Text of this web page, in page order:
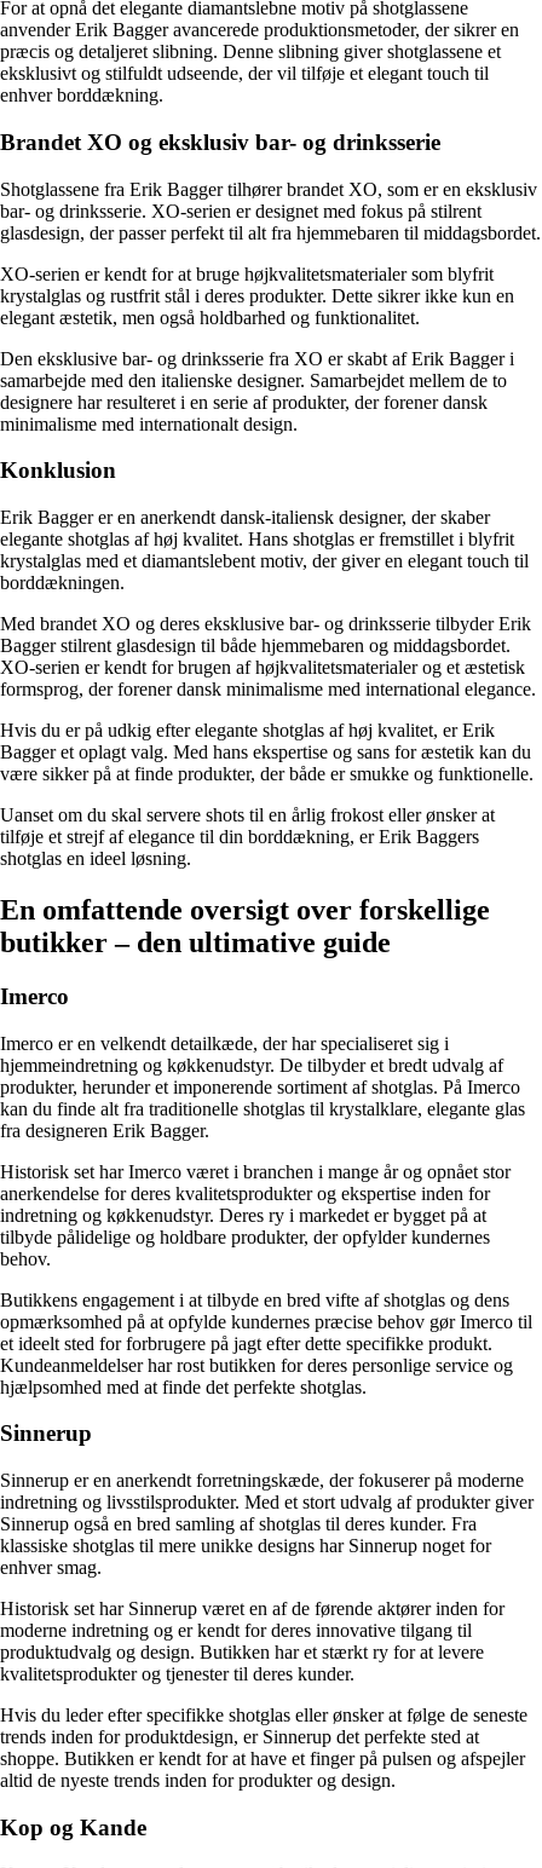
For at opnå det elegante diamantslebne motiv på shotglassene
anvender Erik Bagger avancerede produktionsmetoder, der sikrer en
præcis og detaljeret slibning. Denne slibning giver shotglassene et
eksklusivt og stilfuldt udseende, der vil tilføje et elegant touch til
enhver borddækning.
Brandet XO og eksklusiv bar- og drinksserie
Shotglassene fra Erik Bagger tilhører brandet XO, som er en eksklusiv
bar- og drinksserie. XO-serien er designet med fokus på stilrent
glasdesign, der passer perfekt til alt fra hjemmebaren til middagsbordet.
XO-serien er kendt for at bruge højkvalitetsmaterialer som blyfrit
krystalglas og rustfrit stål i deres produkter. Dette sikrer ikke kun en
elegant æstetik, men også holdbarhed og funktionalitet.
Den eksklusive bar- og drinksserie fra XO er skabt af Erik Bagger i
samarbejde med den italienske designer. Samarbejdet mellem de to
designere har resulteret i en serie af produkter, der forener dansk
minimalisme med internationalt design.
Konklusion
Erik Bagger er en anerkendt dansk-italiensk designer, der skaber
elegante shotglas af høj kvalitet. Hans shotglas er fremstillet i blyfrit
krystalglas med et diamantslebent motiv, der giver en elegant touch til
borddækningen.
Med brandet XO og deres eksklusive bar- og drinksserie tilbyder Erik
Bagger stilrent glasdesign til både hjemmebaren og middagsbordet.
XO-serien er kendt for brugen af højkvalitetsmaterialer og et æstetisk
formsprog, der forener dansk minimalisme med international elegance.
Hvis du er på udkig efter elegante shotglas af høj kvalitet, er Erik
Bagger et oplagt valg. Med hans ekspertise og sans for æstetik kan du
være sikker på at finde produkter, der både er smukke og funktionelle.
Uanset om du skal servere shots til en årlig frokost eller ønsker at
tilføje et strejf af elegance til din borddækning, er Erik Baggers
shotglas en ideel løsning.
En omfattende oversigt over forskellige
butikker – den ultimative guide
Imerco
Imerco er en velkendt detailkæde, der har specialiseret sig i
hjemmeindretning og køkkenudstyr. De tilbyder et bredt udvalg af
produkter, herunder et imponerende sortiment af shotglas. På Imerco
kan du finde alt fra traditionelle shotglas til krystalklare, elegante glas
fra designeren Erik Bagger.
Historisk set har Imerco været i branchen i mange år og opnået stor
anerkendelse for deres kvalitetsprodukter og ekspertise inden for
indretning og køkkenudstyr. Deres ry i markedet er bygget på at
tilbyde pålidelige og holdbare produkter, der opfylder kundernes
behov.
Butikkens engagement i at tilbyde en bred vifte af shotglas og dens
opmærksomhed på at opfylde kundernes præcise behov gør Imerco til
et ideelt sted for forbrugere på jagt efter dette specifikke produkt.
Kundeanmeldelser har rost butikken for deres personlige service og
hjælpsomhed med at finde det perfekte shotglas.
Sinnerup
Sinnerup er en anerkendt forretningskæde, der fokuserer på moderne
indretning og livsstilsprodukter. Med et stort udvalg af produkter giver
Sinnerup også en bred samling af shotglas til deres kunder. Fra
klassiske shotglas til mere unikke designs har Sinnerup noget for
enhver smag.
Historisk set har Sinnerup været en af de førende aktører inden for
moderne indretning og er kendt for deres innovative tilgang til
produktudvalg og design. Butikken har et stærkt ry for at levere
kvalitetsprodukter og tjenester til deres kunder.
Hvis du leder efter specifikke shotglas eller ønsker at følge de seneste
trends inden for produktdesign, er Sinnerup det perfekte sted at
shoppe. Butikken er kendt for at have et finger på pulsen og afspejler
altid de nyeste trends inden for produkter og design.
Kop og Kande